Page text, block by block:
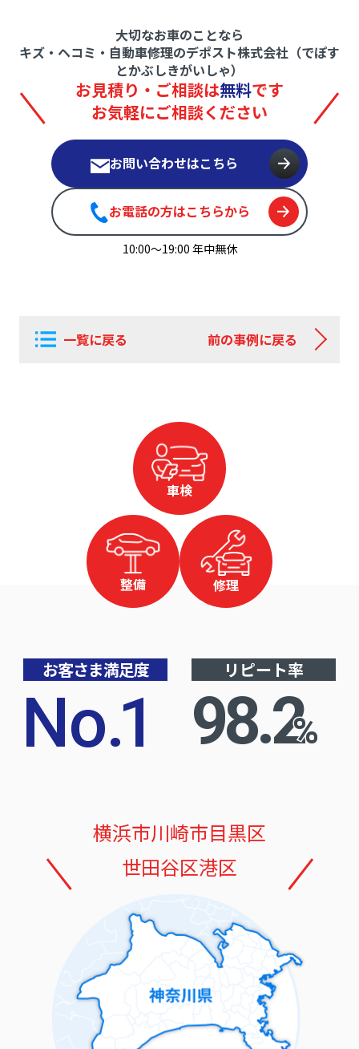
大切なお車のことなら
キズ・ヘコミ・自動車修理のデポスト株式会社（でぽす
とかぶしきがいしゃ）
お見積り・ご相談は無料です
お気軽にご相談ください
お問い合わせはこちら
お電話の方はこちらから
10:00〜19:00 年中無休
一覧に戻る 前の事例に戻る
車検
整備 修理
お客さま満足度
No.1
リピート率
98.2%
横浜市川崎市目黒区
世田谷区港区